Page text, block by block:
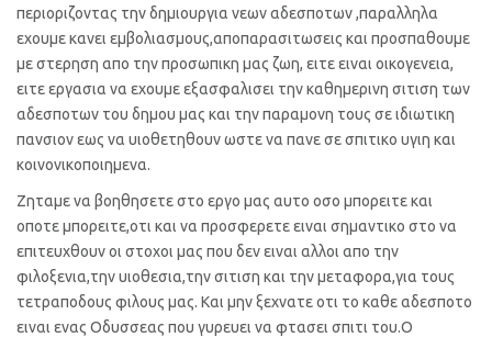
περιοριζοντας την δημιουργια νεων αδεσποτων ,παραλληλα
εχουμε κανει εμβολιασμους,αποπαρασιτωσεις και προσπαθουμε
με στερηση απο την προσωπικη μας ζωη, ειτε ειναι οικογενεια,
ειτε εργασια να εχουμε εξασφαλισει την καθημερινη σιτιση των
αδεσποτων του δημου μας και την παραμονη τους σε ιδιωτικη
πανσιον εως να υιοθετηθουν ωστε να πανε σε σπιτικο υγιη και
κοινονικοποιημενα.
Ζηταμε να βοηθησετε στο εργο μας αυτο οσο μπορειτε και
οποτε μπορειτε,οτι και να προσφερετε ειναι σημαντικο στο να
επιτευχθουν οι στοχοι μας που δεν ειναι αλλοι απο την
φιλοξενια,την υιοθεσια,την σιτιση και την μεταφορα,για τους
τετραποδους φιλους μας. Και μην ξεχνατε οτι το καθε αδεσποτο
ειναι ενας Οδυσσεας που γυρευει να φτασει σπιτι του.Ο